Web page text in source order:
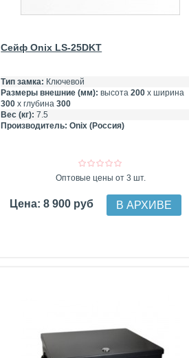
Сейф Onix LS-25DKT
Тип замка: Ключевой
Размеры внешние (мм): высота200 х ширина
300 х глубина300
Вес (кг): 7.5
Производитель:Onix (Россия)
Оптовые цены от 3 шт.
Цена: 8 900 руб В АРХИВЕ